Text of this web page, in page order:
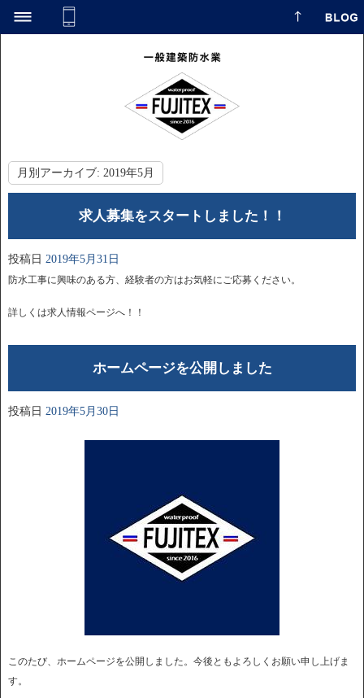
月別アーカイブ: 2019年5月
求人募集をスタートしました！！
投稿日 2019年5月31日
防水工事に興味のある方、経験者の方はお気軽にご応募ください。
詳しくは求人情報ページへ！！
ホームページを公開しました
投稿日 2019年5月30日
このたび、ホームページを公開しました。今後ともよろしくお願い申し上げま
す。